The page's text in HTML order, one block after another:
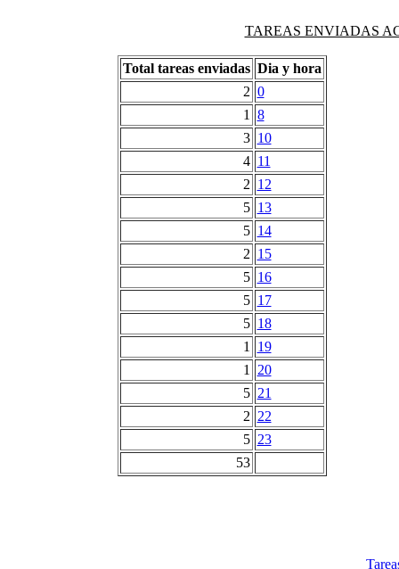
TAREAS ENVIADAS
Total tareas enviadas Dia y hora
2 0
1
8
3 10
4 11
2 12
5 13
5 14
2 15
5 16
5 17
5 18
1
19
1
20
5 21
2 22
5 23
53